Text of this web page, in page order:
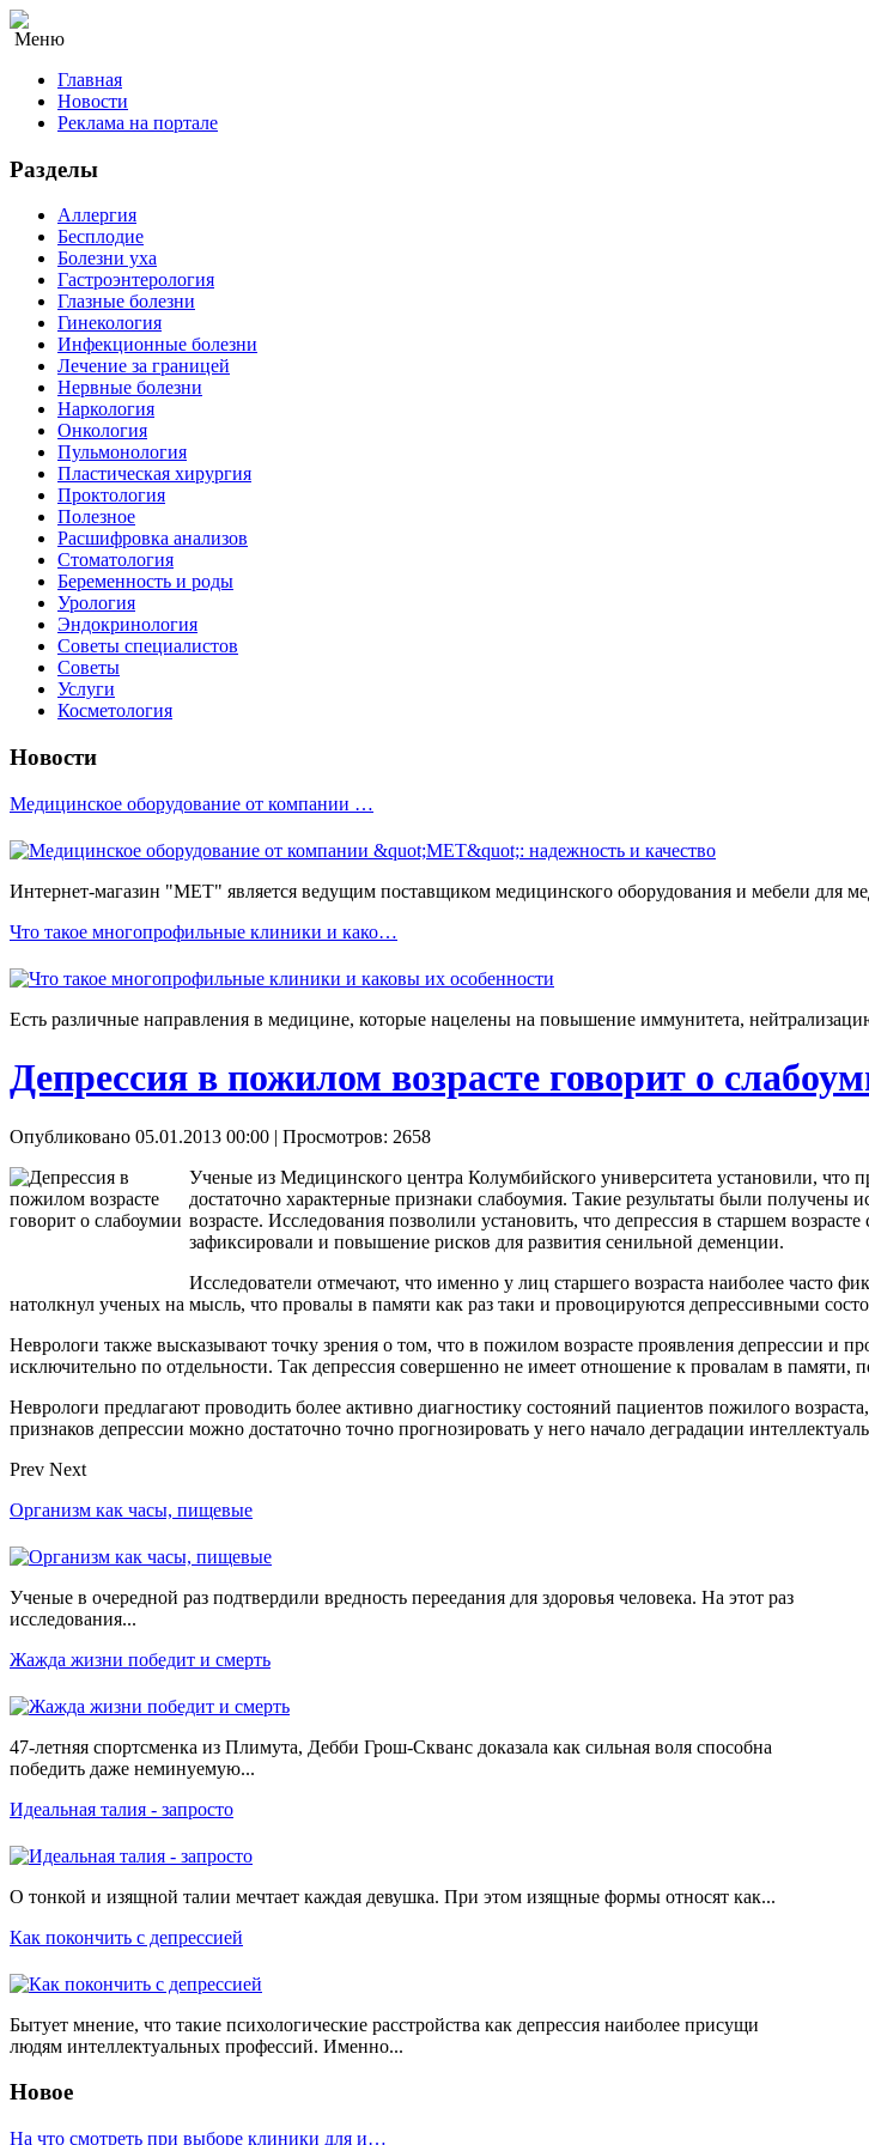
Меню
Главная
Новости
Реклама на портале
Разделы
Аллергия
Бесплодие
Болезни уха
Гастроэнтерология
Глазные болезни
Гинекология
Инфекционные болезни
Лечение за границей
Нервные болезни
Наркология
Онкология
Пульмонология
Пластическая хирургия
Проктология
Полезное
Расшифровка анализов
Стоматология
Беременность и роды
Урология
Эндокринология
Советы специалистов
Советы
Услуги
Косметология
Новости
Медицинское оборудование от компании …
Интернет-магазин "МЕТ" является ведущим поставщиком медицинского оборудования и мебели для
Что такое многопрофильные клиники и како…
Есть различные направления в медицине, которые нацелены на повышение иммунитета,
Депрессия в пожилом возрасте говорит о
Опубликовано 05.01.2013 00:00 | Просмотров: 2658
Ученые из Медицинского центра Колумбийского университета установили, что
достаточно характерные признаки слабоумия. Такие результаты были
возрасте. Исследования позволили установить, что депрессия в старшем
зафиксировали и повышение рисков для развития сенильной деменции.
Исследователи отмечают, что именно у лиц старшего возраста наиболее часто
натолкнул ученых на мысль, что провалы в памяти как раз таки и провоцируются депрессивными
Неврологи также высказывают точку зрения о том, что в пожилом возрасте проявления депрессии и
исключительно по отдельности. Так депрессия совершенно не имеет отношение к провалам в
Неврологи предлагают проводить более активно диагностику состояний пациентов пожилого
признаков депрессии можно достаточно точно прогнозировать у него начало деградации
Prev Next
Организм как часы, пищевые
Ученые в очередной раз подтвердили вредность переедания для здоровья человека. На этот раз
исследования...
Жажда жизни победит и смерть
47-летняя спортсменка из Плимута, Дебби Грош-Скванс доказала как сильная воля способна
победить даже неминуемую...
Идеальная талия - запросто
О тонкой и изящной талии мечтает каждая девушка. При этом изящные формы относят как...
Как покончить с депрессией
Бытует мнение, что такие психологические расстройства как депрессия наиболее присущи
людям интеллектуальных профессий. Именно...
Новое
На что смотреть при выборе клиники для и…